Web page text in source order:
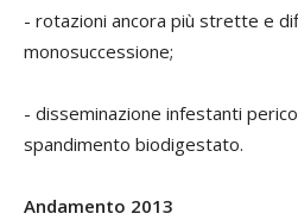
- rotazioni ancora più strette e
monosuccessione;
- disseminazione infestanti
spandimento biodigestato.
Andamento 2013